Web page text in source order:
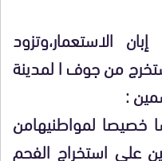
الاستعمار،وتزود
من جوف ا لمدينة
:
خصيصا لمواطنيهامن
على استخراج الفحم